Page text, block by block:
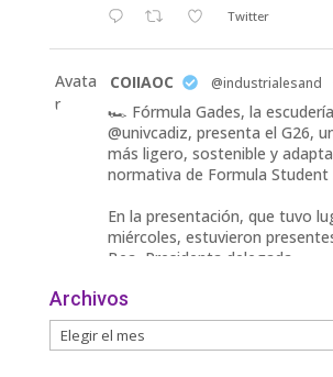
Twitter
Avata
r
COIIAOC @industrialesand
🏎️ Fórmula Gades, la
@univcadiz, presenta el G26,
más ligero, sostenible y
normativa de Formula Student
En la presentación, que tuvo
miércoles, estuvieron
Bea, Presidenta delegada
Twitter
Archivos